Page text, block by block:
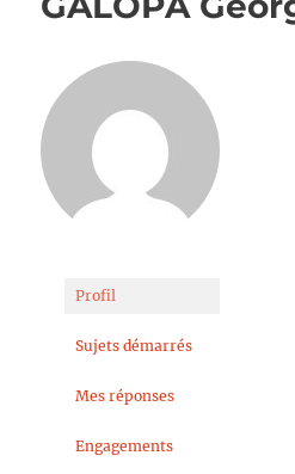
Profil
Sujets démarrés
Mes réponses
Engagements